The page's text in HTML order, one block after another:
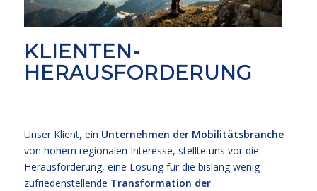
KLIENTEN-
HERAUSFORDERUNG
Unser Klient, ein Unternehmen der Mobilitätsbranche
von hohem regionalen Interesse, stellte uns vor die
Herausforderung, eine Lösung für die bislang wenig
zufriedenstellende Transformation der